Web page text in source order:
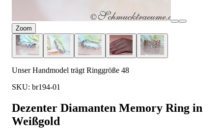
Zoom
Unser Handmodel trägt Ringgröße 48
SKU: br194-01
Dezenter Diamanten Memory Ring in
Weißgold